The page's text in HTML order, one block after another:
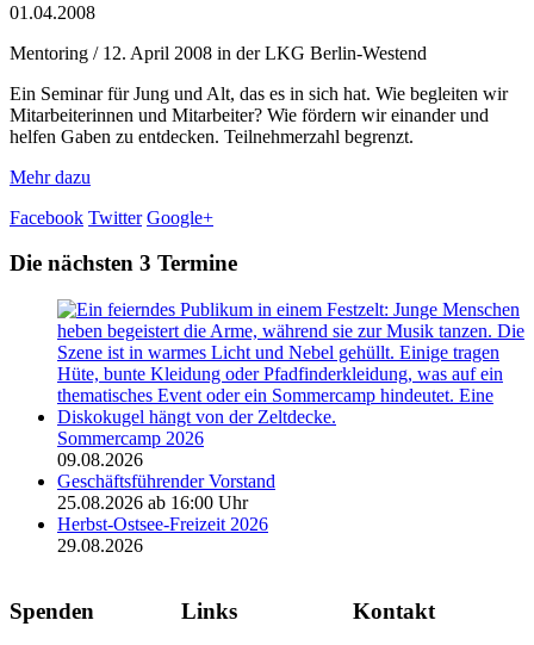
01.04.2008
Mentoring / 12. April 2008 in der LKG Berlin-Westend
Ein Seminar für Jung und Alt, das es in sich hat. Wie begleiten wir
Mitarbeiterinnen und Mitarbeiter? Wie fördern wir einander und
helfen Gaben zu entdecken. Teilnehmerzahl begrenzt.
Mehr dazu
Facebook Twitter Google+
Die nächsten 3 Termine
Sommercamp 2026
09.08.2026
Geschäftsführender Vorstand
25.08.2026 ab 16:00 Uhr
Herbst-Ostsee-Freizeit 2026
29.08.2026
Spenden Links Kontakt